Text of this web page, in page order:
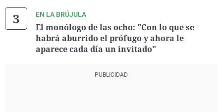
EN LA BRÚJULA
El monólogo de las ocho: "Con lo que se
habrá aburrido el prófugo y ahora le
aparece cada día un invitado"